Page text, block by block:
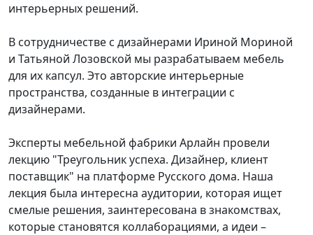
интерьерных решений.
В сотрудничестве с дизайнерами Ириной Мориной
и Татьяной Лозовской мы разрабатываем мебель
для их капсул. Это авторские интерьерные
пространства, созданные в интеграции с
дизайнерами.
Эксперты мебельной фабрики Арлайн провели
лекцию "Треугольник успеха. Дизайнер, клиент
поставщик" на платформе Русского дома. Наша
лекция была интересна аудитории, которая ищет
смелые решения, заинтересована в знакомствах,
которые становятся коллаборациями, а идеи –